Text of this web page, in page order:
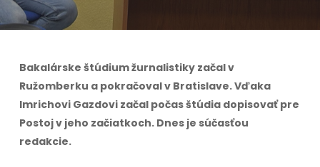
Bakalárske štúdium žurnalistiky začal v
Ružomberku a pokračoval v Bratislave. Vďaka
Imrichovi Gazdovi začal počas štúdia dopisovať pre
Postoj v jeho začiatkoch. Dnes je súčasťou
redakcie.